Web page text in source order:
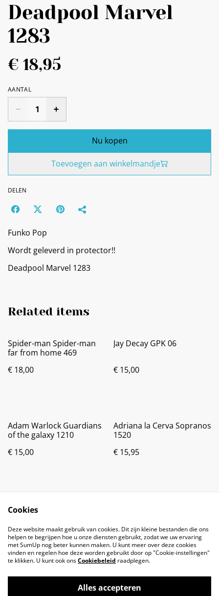
Deadpool Marvel
1283
€ 18,95
AANTAL
Nu kopen
Toevoegen aan winkelmandje
DELEN
Funko Pop
Wordt geleverd in protector!!
Deadpool Marvel 1283
Related items
Spider-man Spider-man
far from home 469
€ 18,00
Jay Decay GPK 06
€ 15,00
Adam Warlock Guardians
of the galaxy 1210
€ 15,00
Adriana la Cerva Sopranos
1520
€ 15,95
Cookies
Deze website maakt gebruik van cookies. Dit zijn kleine bestanden die ons
helpen te begrijpen hoe u onze diensten gebruikt, zodat we uw ervaring
met SumUp nog beter kunnen maken. U kunt meer over deze cookies
vinden en regelen hoe deze worden gebruikt door op "Cookie-instellingen"
te klikken. U kunt ook onsCookiebeleid raadplegen.
Alles accepteren